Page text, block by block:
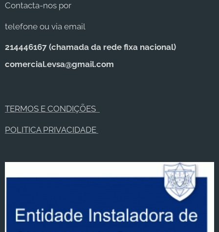
Contacta-nos por
telefone ou via email
214446167 (chamada da rede fixa nacional)
comercial.evsa@gmail.com
TERMOS E CONDIÇÕES
POLITICA PRIVACIDADE